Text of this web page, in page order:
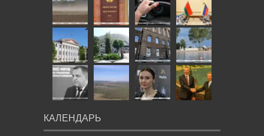
КАЛЕНДАРЬ